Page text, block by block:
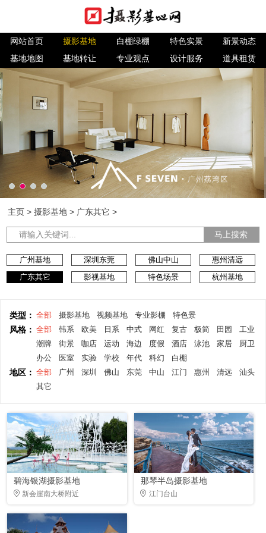
网站首页 摄影基地 白棚绿棚 特色实景
新景动态
基地地图
基地转让 专业观点 设计服务 道具租赁
主页 >摄影基地 > 广东其它 >
马上搜索
广州基地 深圳东莞 佛山中山
惠州清远
广东其它
影视基地 特色场景 杭州基地
类型： 全部 摄影基地 视频基地 专业影棚 特色景
风格： 全部 韩系 欧美 日系 中式 网红 复古 极简 田园
工业
潮牌
街景 咖店 运动 海边 度假 酒店 泳池 家居
厨卫
办公
医室 实验 学校 年代 科幻 白棚
地区： 全部 广州 深圳 佛山 东莞 中山 江门 惠州 清远
汕头
其它
碧海银湖摄影基地
新会崖南大桥附近
那琴半岛摄影基地
江门台山